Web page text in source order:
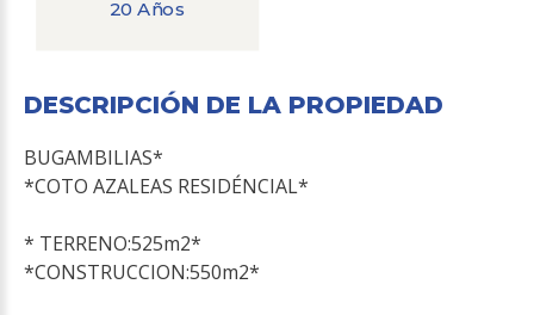
20 Años
DESCRIPCIÓN DE LA PROPIEDAD
BUGAMBILIAS*
*COTO AZALEAS RESIDÉNCIAL*
* TERRENO:525m2*
*CONSTRUCCION:550m2*